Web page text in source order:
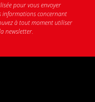
pour vous envoyer
informations concernant
à tout moment utiliser
newsletter.